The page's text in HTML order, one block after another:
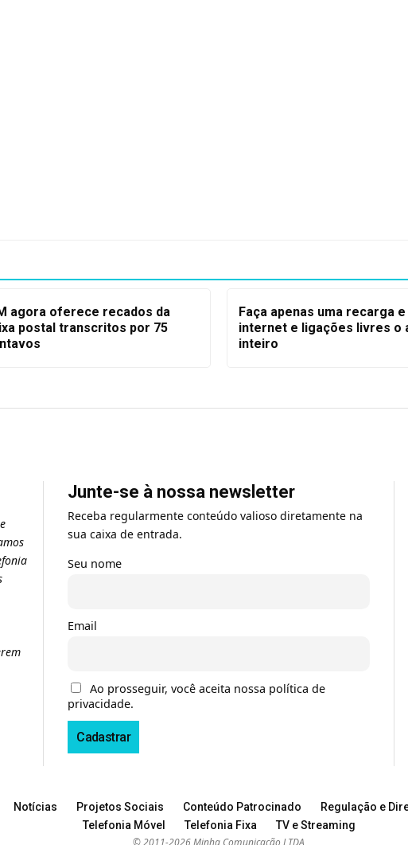
agora oferece recados da
postal transcritos por 75
Faça apenas uma recarga
internet e ligações livres o
inteiro
Junte-se à nossa newsletter
Receba regularmente conteúdo valioso diretamente na
sua caixa de entrada.
Seu nome
Email
Ao prosseguir, você aceita nossa política de
privacidade.
Notícias Projetos Sociais Conteúdo Patrocinado Regulação e
Telefonia Móvel
Telefonia Fixa TV e Streaming
© 2011-2026 Minha Comunicação LTDA